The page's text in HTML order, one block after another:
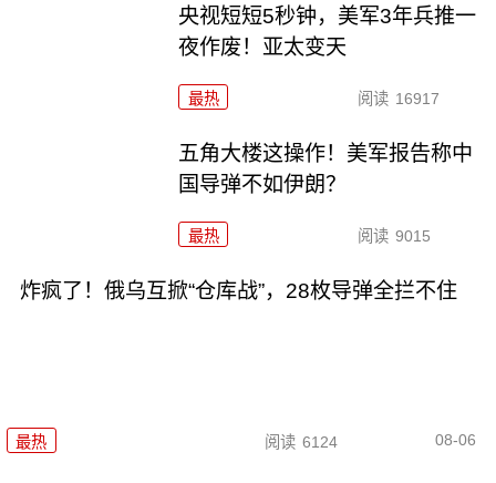
央视短短5秒钟，美军3年兵推一
夜作废！亚太变天
最热 阅读 16917
五角大楼这操作！美军报告称中
国导弹不如伊朗？
最热 阅读 9015
炸疯了！俄乌互掀“仓库战”，28枚导弹全拦不住
最热 阅读 6124 08-06